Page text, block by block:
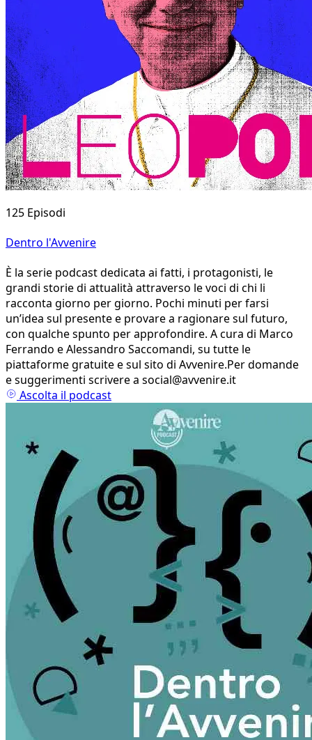
125 Episodi
Dentro l'Avvenire
È la serie podcast dedicata ai fatti, i protagonisti, le
grandi storie di attualità attraverso le voci di chi li
racconta giorno per giorno. Pochi minuti per farsi
un’idea sul presente e provare a ragionare sul futuro,
con qualche spunto per approfondire. A cura di Marco
Ferrando e Alessandro Saccomandi, su tutte le
piattaforme gratuite e sul sito di Avvenire.Per domande
e suggerimenti scrivere a social@avvenire.it
Ascolta il podcast